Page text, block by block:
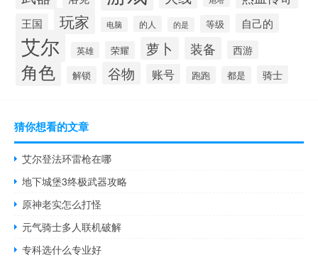
王国 玩家 电脑 的人 的是 等级 自己的
艾尔 英雄 荣耀 萝卜 装备 西游
角色 解锁 谷物 账号 跑跑 都是 骑士
猜你想看的文章
艾尔登法环雷枪在哪
地下城堡3终极武器攻略
原神老实怎么打怪
元气骑士多人联机破解
专科选什么专业好